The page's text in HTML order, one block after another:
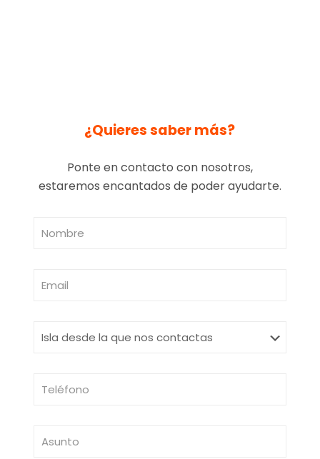
¿Quieres saber más?
Ponte en contacto con nosotros,
estaremos encantados de poder ayudarte.